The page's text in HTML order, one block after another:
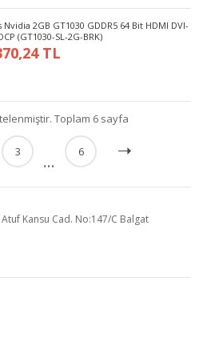
Nvidia 2GB GT1030 GDDR5 64 Bit HDMI DVI-
(GT1030-SL-2G-BRK)
TL
Toplam 6 sayfa
3 ... 6
Kansu Cad. No:147/C Balgat